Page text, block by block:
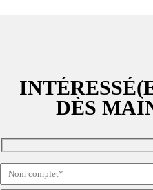
DÈS